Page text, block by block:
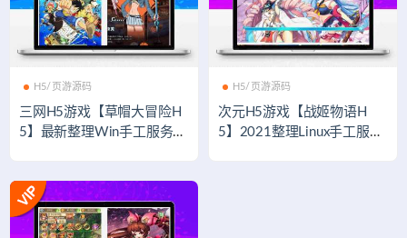
H5/页游源码
三网H5游戏【草帽大冒险H
5】最新整理Win手工服务端
H5/页游源码
次元H5游戏【战姬物语H
5】2021整理Linux手工服务